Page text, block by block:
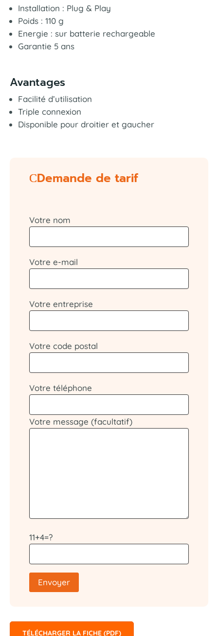
Installation : Plug & Play
Poids : 110 g
Energie : sur batterie rechargeable
Garantie 5 ans
Avantages
Facilité d’utilisation
Triple connexion
Disponible pour droitier et gaucher
Demande de tarif
Votre nom
Votre e-mail
Votre entreprise
Votre code postal
Votre téléphone
Votre message (facultatif)
11+4=?
Envoyer
TÉLÉCHARGER LA FICHE (PDF)